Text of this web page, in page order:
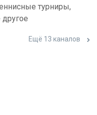
турниры,
Ещё 13 каналов